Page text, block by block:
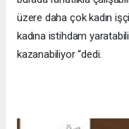
üzere daha çok kadın
kadına istihdam
kazanabiliyor “dedi.